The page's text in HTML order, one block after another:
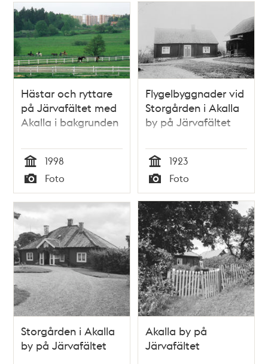
Hästar och ryttare
på Järvafältet med
Akalla i bakgrunden
Tid
1998
Typ
Foto
Flygelbyggnader vid
Storgården i Akalla
by på Järvafältet
Tid
1923
Typ
Foto
Storgården i Akalla
by på Järvafältet
Akalla by på
Järvafältet